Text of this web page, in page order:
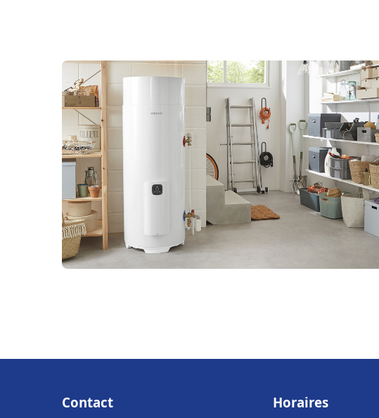
Contact Horaires